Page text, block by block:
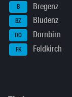
B Bregenz
BZ Bludenz
DO Dornbirn
FK Feldkirch